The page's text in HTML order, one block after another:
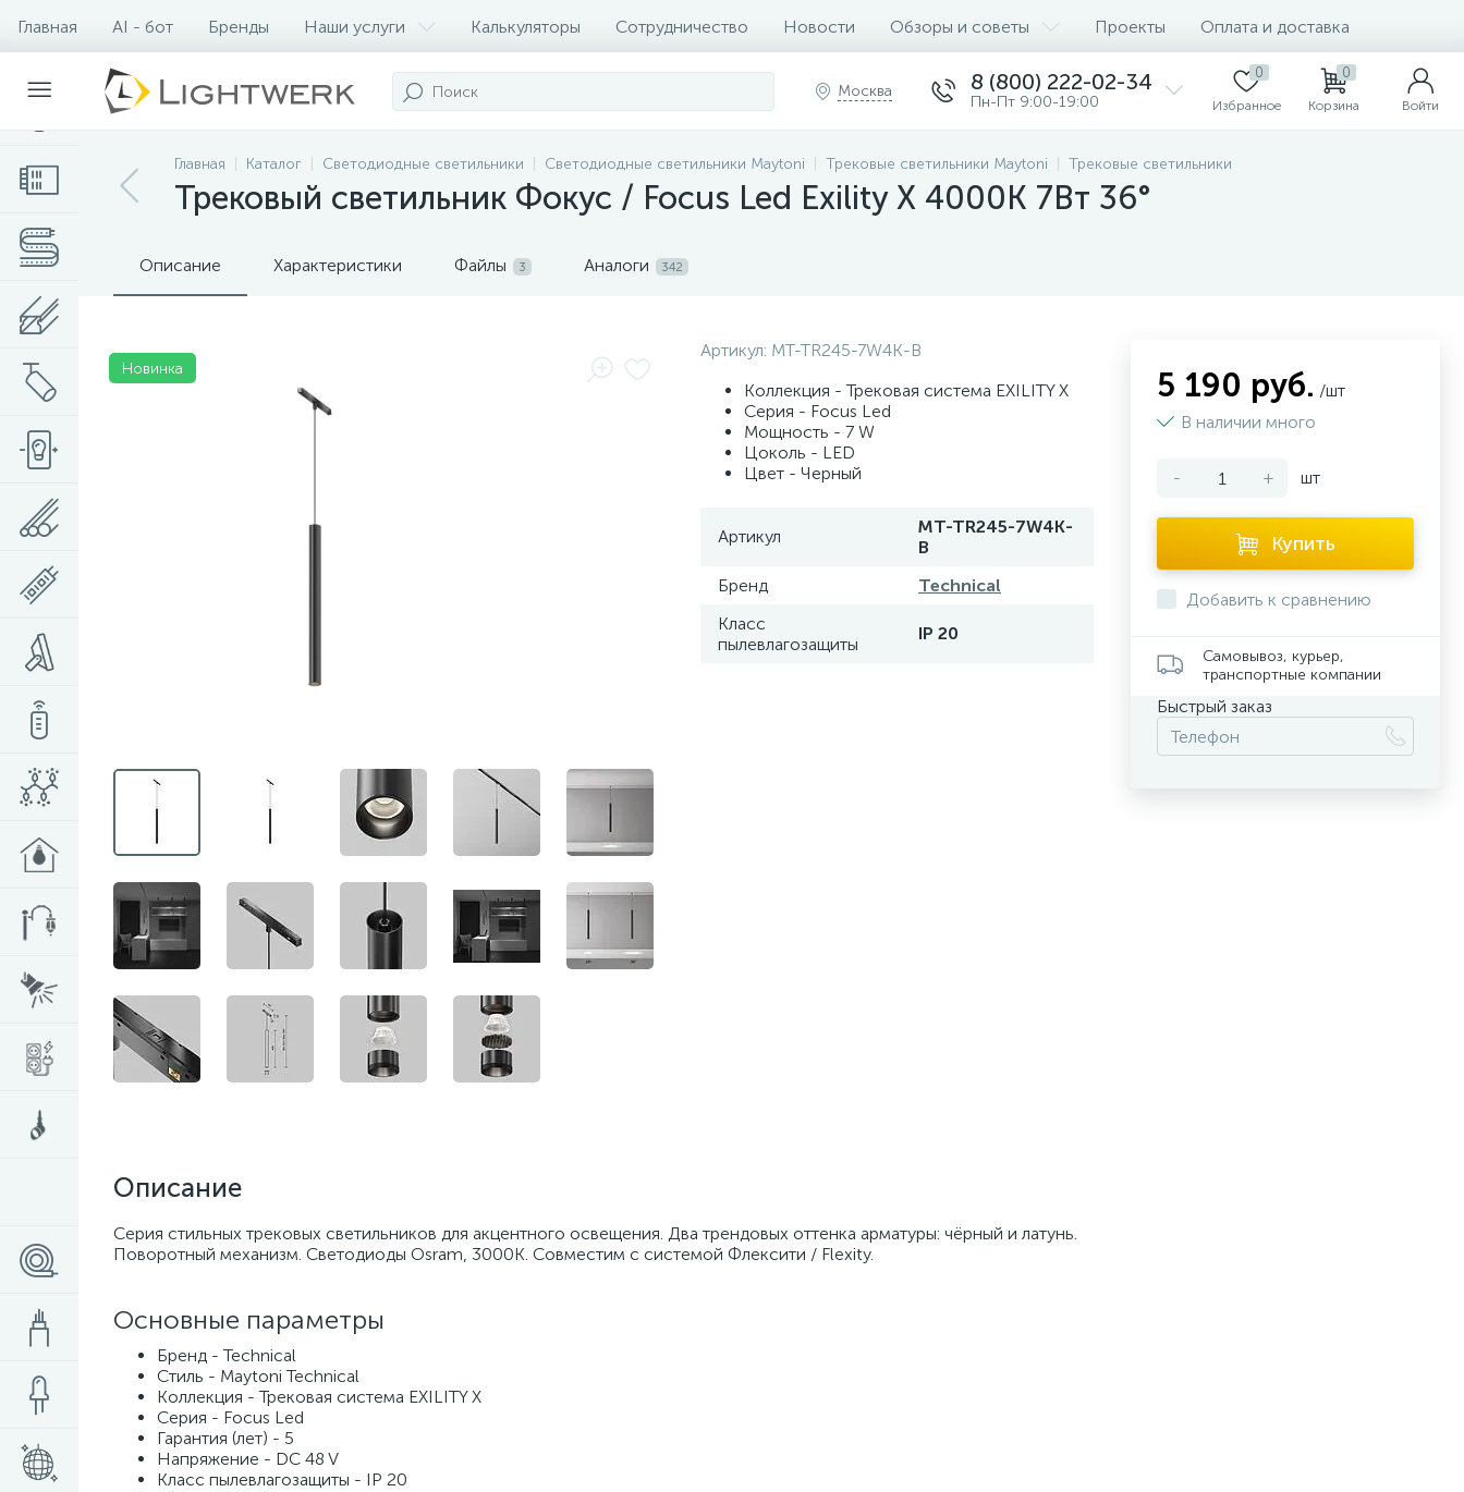
Главная AI - бот Бренды Наши услуги Калькуляторы Сотрудничество Новости Обзоры и советы Проекты Оплата и доставка
Контакты
Москва 8 (800) 222-02-34
Пн-Пт 9:00-19:00
0
Избранное
0
Корзина Войти
Главная Каталог Светодиодные светильники Светодиодные светильники Maytoni Трековые светильники Maytoni Трековые светильники
Трековый светильник Фокус / Focus Led Exility X 4000K 7Вт 36°
Описание Характеристики Файлы 3 Аналоги 342
Новинка
Артикул: MT-TR245-7W4K-B
Коллекция - Трековая система EXILITY X
Серия - Focus Led
Мощность - 7 W
Цоколь - LED
Цвет - Черный
Артикул
MT-TR245-7W4K-
B
Бренд
Technical
Класс
пылевлагозащиты
IP 20
Описание
Серия стильных трековых светильников для акцентного освещения. Два трендовых оттенка арматуры: чёрный и латунь.
Поворотный механизм. Светодиоды Osram, 3000K. Совместим с системой Флексити / Flexity.
Основные параметры
Бренд - Technical
Стиль - Maytoni Technical
Коллекция - Трековая система EXILITY X
Серия - Focus Led
Гарантия (лет) - 5
Напряжение - DC 48 V
Класс пылевлагозащиты - IP 20
5 190 руб. /шт
В наличии много
- + шт
Купить
Добавить к сравнению
Самовывоз, курьер,
транспортные компании
Быстрый заказ